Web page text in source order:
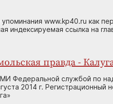
www.kp40.ru как
индексируемая ссылка на
правда -
Федеральной службой по
2014 г.